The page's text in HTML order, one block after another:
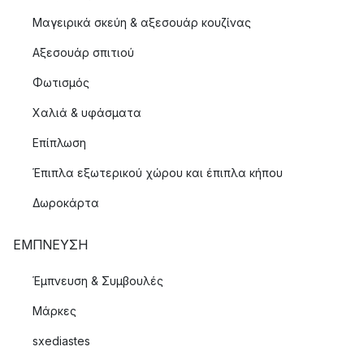
Μαγειρικά σκεύη & αξεσουάρ κουζίνας
Αξεσουάρ σπιτιού
Φωτισμός
Χαλιά & υφάσματα
Επίπλωση
Έπιπλα εξωτερικού χώρου και έπιπλα κήπου
Δωροκάρτα
ΈΜΠΝΕΥΣΗ
Έμπνευση & Συμβουλές
Μάρκες
sxediastes